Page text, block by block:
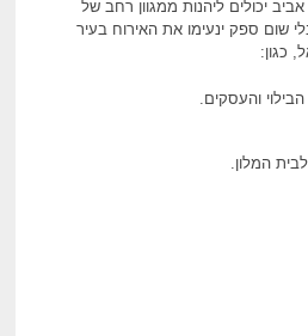
יכולים ליהנות ממגוון רחב של
שום ספק ינעימו את האירוח בעיר
כגון:
והעסקים.
המלון.